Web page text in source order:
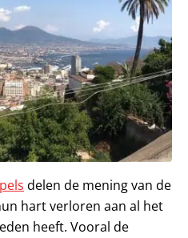
delen de mening van de
hart verloren aan al het
heeft. Vooral de